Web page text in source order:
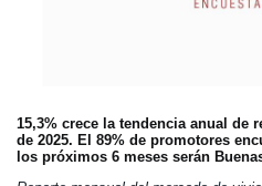
15,3% crece la tendencia anual de
de 2025. El 89% de promotores
los próximos 6 meses serán